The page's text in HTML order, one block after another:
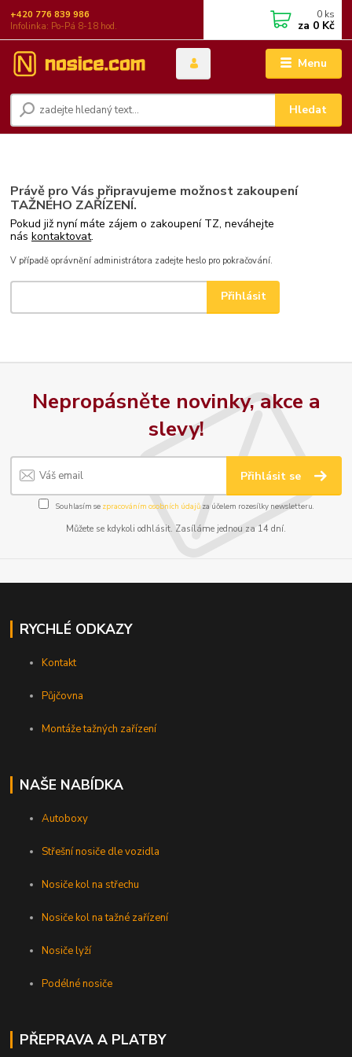
Menu
Hledat
+420 776 839 986
Infolinka: Po-Pá 8-18 hod.
0 ks
za 0 Kč
Právě pro Vás připravujeme možnost zakoupení
TAŽNÉHO ZAŘÍZENÍ.
Pokud již nyní máte zájem o zakoupení TZ, neváhejte
náskontaktovat.
V případě oprávnění administrátora zadejte heslo pro pokračování.
Nepropásněte novinky, akce a
slevy!
Přihlásit se
Souhlasím se zpracováním osobních údajůza účelem rozesílky newsletteru.
Můžete se kdykoli odhlásit. Zasíláme jednou za 14 dní.
RYCHLÉ ODKAZY
Kontakt
Půjčovna
Montáže tažných zařízení
NAŠE NABÍDKA
Autoboxy
Střešní nosiče dle vozidla
Nosiče kol na střechu
Nosiče kol na tažné zařízení
Nosiče lyží
Podélné nosiče
PŘEPRAVA A PLATBY